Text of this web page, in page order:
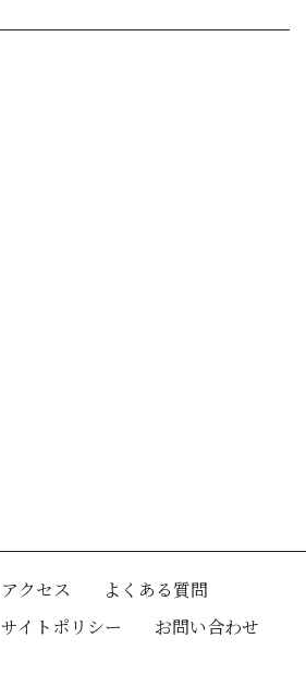
アクセス
よくある質問
サイトポリシー お問い合わせ